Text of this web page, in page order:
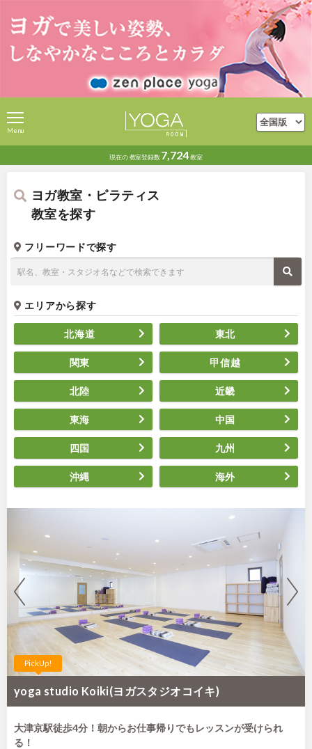
現在の教室登録数 7,724教室
Menu
ヨガ教室・ピラティス
教室を探す
フリーワードで探す
エリアから探す
北海道 東北
関東 甲信越
北陸 近畿
東海 中国
四国 九州
沖縄 海外
PickUp!
yoga studio Koiki(ヨガスタジオコイキ)
大津京駅徒歩4分！朝からお仕事帰りでもレッスンが受けられ
る！